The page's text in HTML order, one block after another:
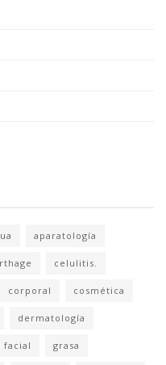
aparatología
celulitis.
corporal cosmética
dermatología
facial grasa